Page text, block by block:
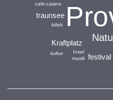
Kraftplatz
festival
traunsee
cafe-casino
bifeb
Insel
musik
kultur